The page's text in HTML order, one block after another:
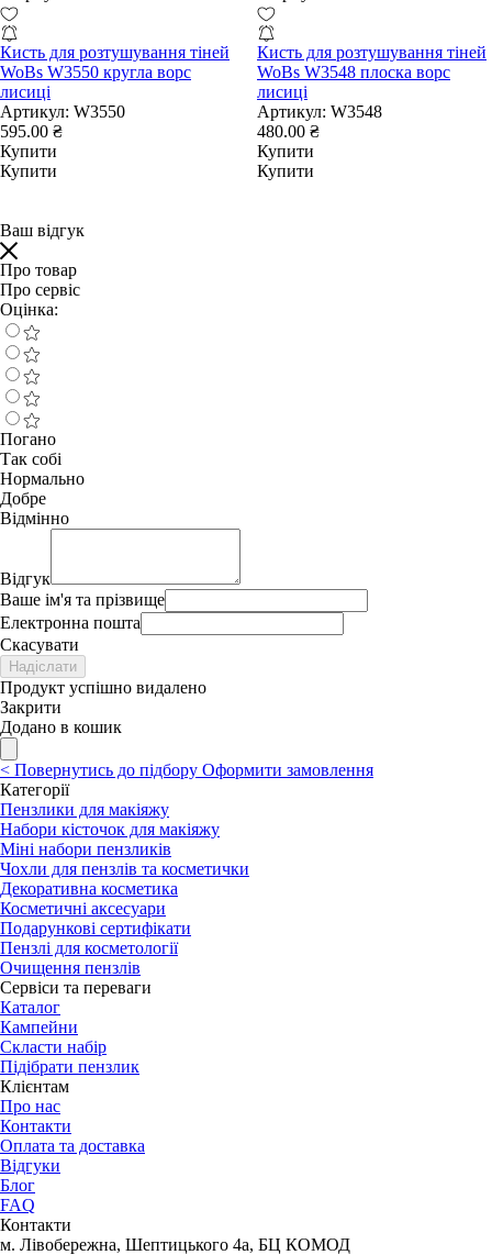
Кисть для розтушування тіней
WoBs W3550 кругла ворс
лисиці
Артикул: W3550
595.00 ₴
Купити
Купити
Кисть для розтушування тіней
WoBs W3548 плоска ворс
лисиці
Артикул: W3548
480.00 ₴
Купити
Купити
Ваш відгук
Про товар
Про сервіс
Оцінка:
Погано
Так собі
Нормально
Добре
Відмінно
Відгук
Ваше ім'я та прізвище
Електронна пошта
Скасувати
Надіслати
Продукт успішно видалено
Закрити
Додано в кошик
< Повернутись до підбору Оформити замовлення
Категорії
Пензлики для макіяжу
Набори кісточок для макіяжу
Міні набори пензликів
Чохли для пензлів та косметички
Декоративна косметика
Косметичні аксесуари
Подарункові сертифікати
Пензлі для косметології
Очищення пензлів
Сервіси та переваги
Каталог
Кампейни
Скласти набір
Підібрати пензлик
Клієнтам
Про нас
Контакти
Оплата та доставка
Відгуки
Блог
FAQ
Контакти
м. Лівобережна, Шептицького 4а, БЦ КОМОД